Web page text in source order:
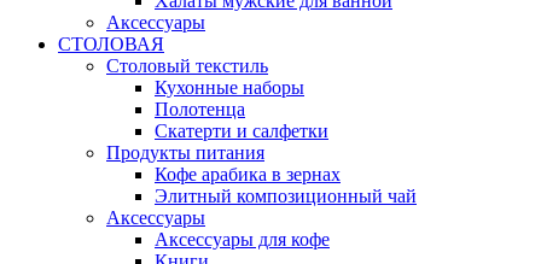
Аксессуары
СТОЛОВАЯ
Столовый текстиль
Кухонные наборы
Полотенца
Скатерти и салфетки
Продукты питания
Кофе арабика в зернах
Элитный композиционный чай
Аксессуары
Аксессуары для кофе